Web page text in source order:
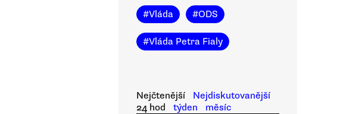
#Vláda #ODS
#Vláda Petra Fialy
Nejčtenější
Nejdiskutovanější
24 hod
týden
měsíc